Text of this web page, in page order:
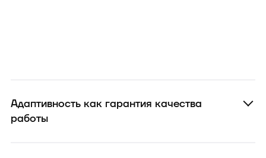
Адаптивность как гарантия качества
работы